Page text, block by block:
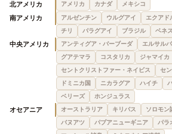
北アメリカ アメリカ カナダ メキシコ
南アメリカ アルゼンチン ウルグアイ エクアド
チリ
パラグアイ ブラジル ベネ
中央アメリカ アンティグア・バーブーダ エルサル
グアテマラ
コスタリカ
ジャマイカ
セントクリストファー・ネイビス
セ
ドミニカ国
ニカラグア ハイチ
ベリーズ
ホンジュラス
オセアニア オーストラリア キリバス ソロモン
バヌアツ
パプアニューギニア パラ